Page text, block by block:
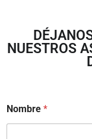
NUESTROS
Nombre *